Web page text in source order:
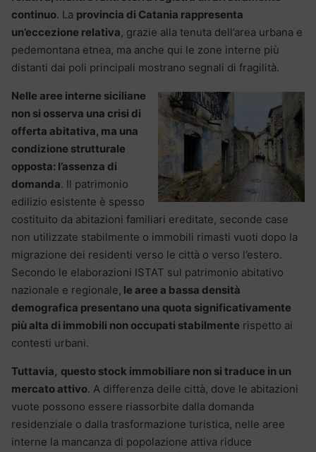
continuo. La provincia di Catania rappresenta
un’eccezione relativa, grazie alla tenuta dell’area urbana e
pedemontana etnea, ma anche qui le zone interne più
distanti dai poli principali mostrano segnali di fragilità.
Nelle aree interne siciliane
non si osserva una crisi di
offerta abitativa, ma una
condizione strutturale
opposta: l’assenza di
domanda. Il patrimonio
edilizio esistente è spesso
costituito da abitazioni familiari ereditate, seconde case
non utilizzate stabilmente o immobili rimasti vuoti dopo la
migrazione dei residenti verso le città o verso l’estero.
Secondo le elaborazioni ISTAT sul patrimonio abitativo
nazionale e regionale, le aree a bassa densità
demografica presentano una quota significativamente
più alta di immobili non occupati stabilmente rispetto ai
contesti urbani.
Tuttavia, questo stock immobiliare non si traduce in un
mercato attivo. A differenza delle città, dove le abitazioni
vuote possono essere riassorbite dalla domanda
residenziale o dalla trasformazione turistica, nelle aree
interne la mancanza di popolazione attiva riduce